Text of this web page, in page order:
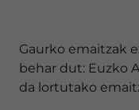
Gaurko emaitzak
behar dut: Euzko
da lortutako